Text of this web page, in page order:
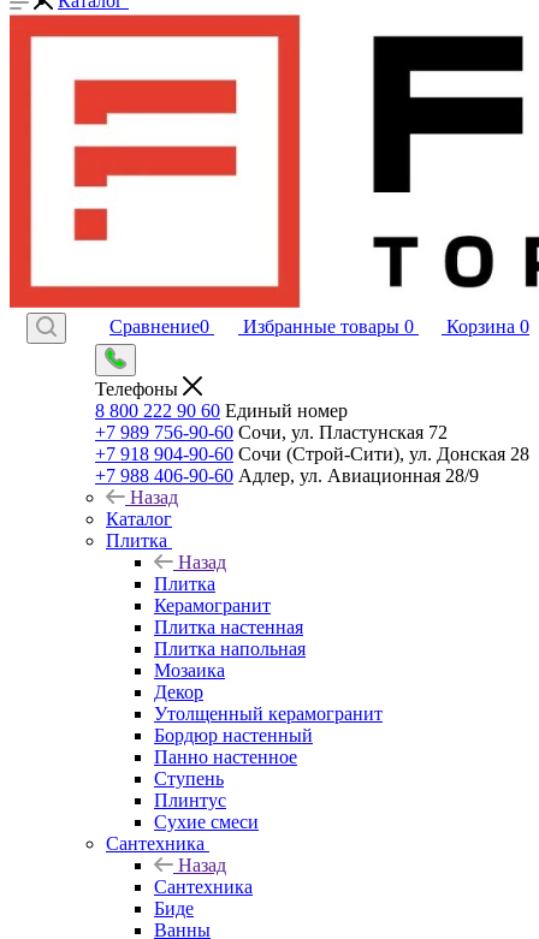
Сравнение0 Избранные товары 0 Корзина 0
Телефоны
8 800 222 90 60 Единый номер
+7 989 756-90-60 Сочи, ул. Пластунская 72
+7 918 904-90-60 Сочи (Строй-Сити), ул. Донская 28
+7 988 406-90-60 Адлер, ул. Авиационная 28/9
Назад
Каталог
Плитка
Назад
Плитка
Керамогранит
Плитка настенная
Плитка напольная
Мозаика
Декор
Утолщенный керамогранит
Бордюр настенный
Панно настенное
Ступень
Плинтус
Сухие смеси
Сантехника
Назад
Сантехника
Биде
Ванны